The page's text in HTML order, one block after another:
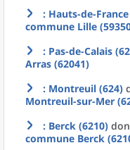
: Hauts-de-
commune Lille
: Pas-de-Calais
Arras (62041)
: Montreuil (624)
Montreuil-sur-Mer
: Berck (6210)
commune Berck